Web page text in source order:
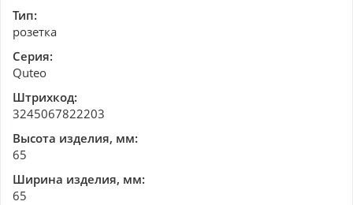
Тип:
розетка
Серия:
Quteo
Штрихкод:
3245067822203
Высота изделия, мм:
65
Ширина изделия, мм:
65